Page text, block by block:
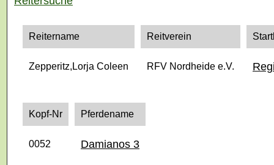
Reitername Reitverein
Zepperitz,Lorja Coleen RFV Nordheide e.V.
Kopf-Nr Pferdename
0052 Damianos 3